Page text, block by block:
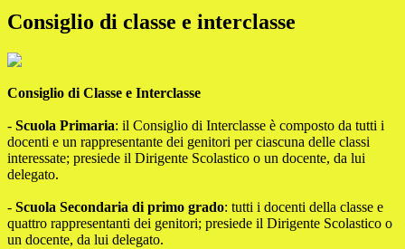
Consiglio di classe e interclasse
Consiglio di Classe e Interclasse
- Scuola Primaria: il Consiglio di Interclasse è composto da tutti i
docenti e un rappresentante dei genitori per ciascuna delle classi
interessate; presiede il Dirigente Scolastico o un docente, da lui
delegato.
- Scuola Secondaria di primo grado: tutti i docenti della classe e
quattro rappresentanti dei genitori; presiede il Dirigente Scolastico o
un docente, da lui delegato.